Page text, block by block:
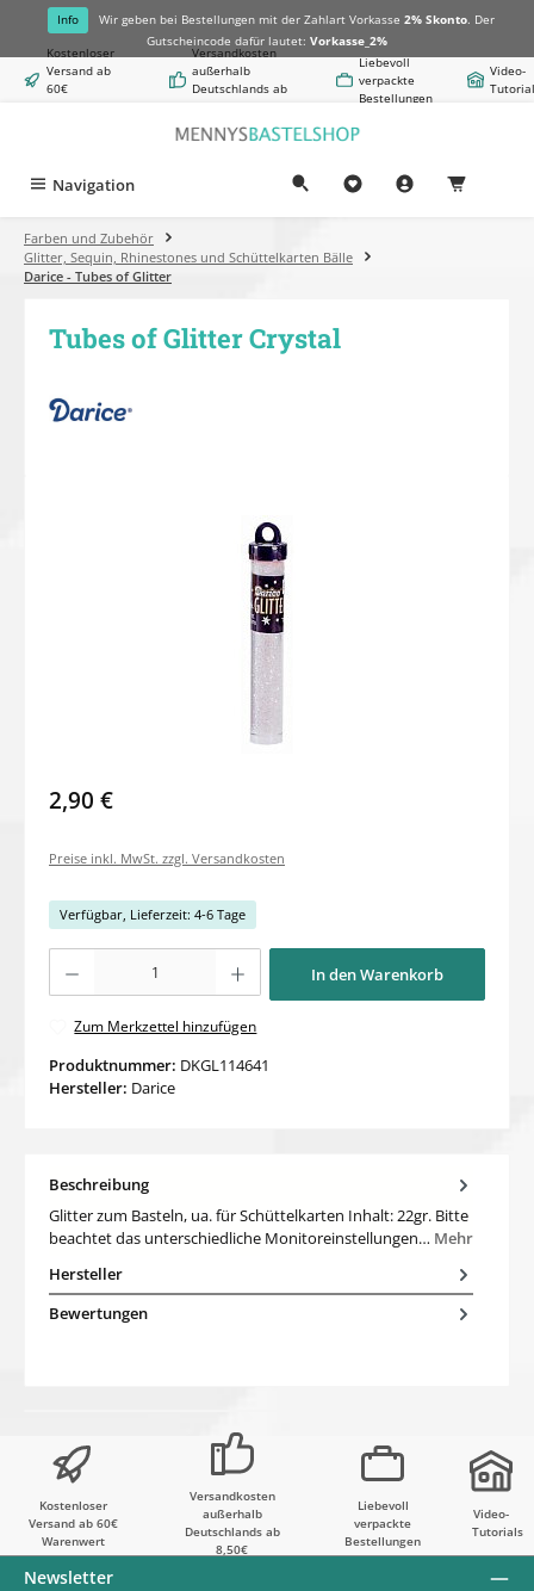
springen
Info Wir geben bei Bestellungen mit der Zahlart Vorkasse 2% Skonto. Der
Gutscheincode dafür lautet: Vorkasse_2%
Kostenloser
Versand ab
60€
Versandkosten
außerhalb
Deutschlands ab
Liebevoll
verpackte
Bestellungen
Video-
Navigation
Farben und Zubehör
Glitter, Sequin, Rhinestones und Schüttelkarten Bälle
Darice - Tubes of Glitter
Tubes of Glitter Crystal
2,90 €
Preise inkl. MwSt. zzgl. Versandkosten
Verfügbar, Lieferzeit: 4-6 Tage
In den Warenkorb
Zum Merkzettel hinzufügen
Produktnummer: DKGL114641
Hersteller: Darice
Beschreibung
Glitter zum Basteln, ua. für Schüttelkarten Inhalt: 22gr. Bitte
beachtet das unterschiedliche Monitoreinstellungen… Mehr
Hersteller
Bewertungen
Kostenloser
Versand ab 60€
Warenwert
Versandkosten
außerhalb
Deutschlands ab
8,50€
Liebevoll
verpackte
Bestellungen
Video-
Tutorials
Newsletter